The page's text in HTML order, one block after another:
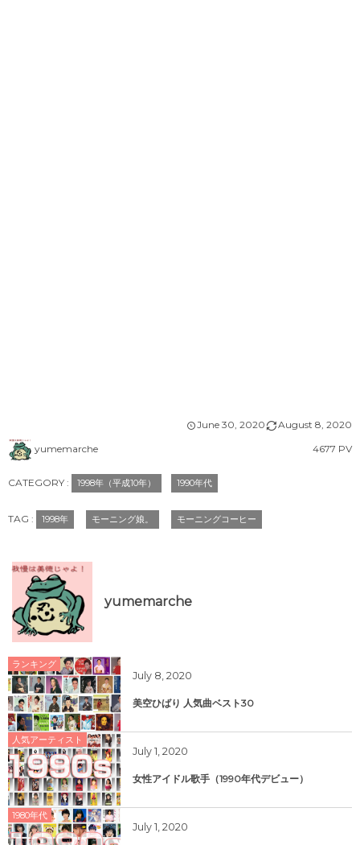
June 30,2020 August 8, 2020
yumemarche
4677 PV
CATEGORY : 1998年（平成10年） 1990年代
TAG : 1998年 モーニング娘。 モーニングコーヒー
yumemarche
ランキング
July 8, 2020
美空ひばり 人気曲ベスト30
人気アーティスト
July 1, 2020
女性アイドル歌手（1990年代デビュー）
1980年代
July 1, 2020